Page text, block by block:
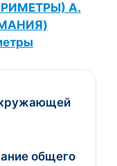
A.
общего